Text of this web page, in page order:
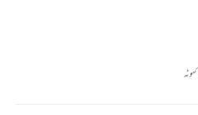
کہوٹہ